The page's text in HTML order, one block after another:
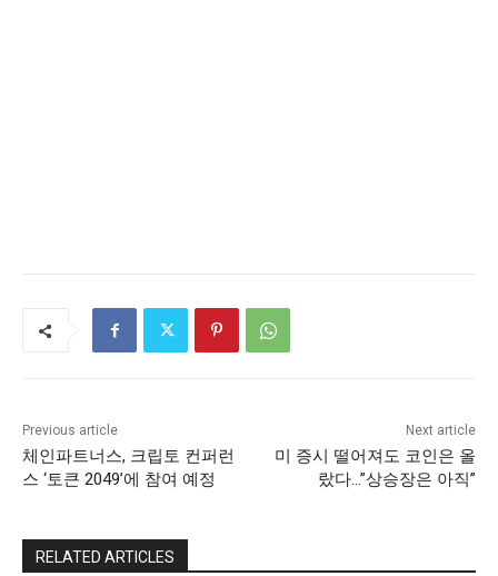
Previous article
체인파트너스, 크립토 컨퍼런
스 ‘토큰 2049’에 참여 예정
Next article
미 증시 떨어져도 코인은 올
랐다…”상승장은 아직”
RELATED ARTICLES